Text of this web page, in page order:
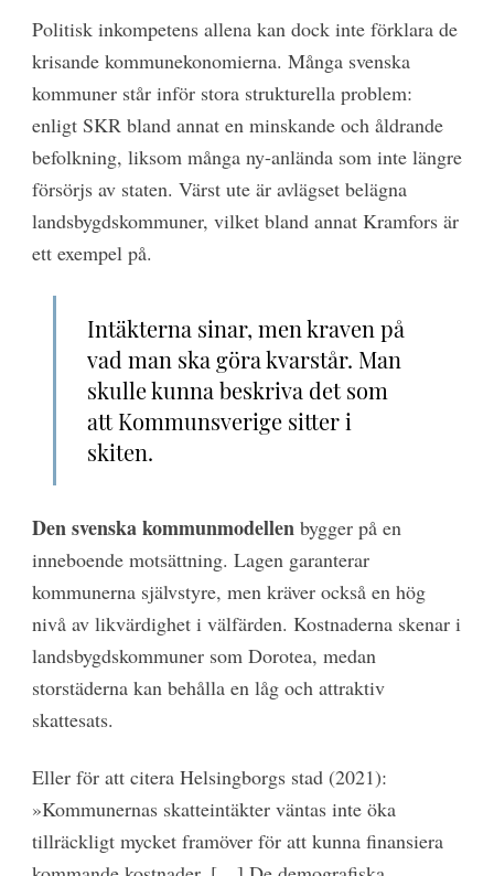
Politisk inkompetens allena kan dock inte förklara de
krisande kommunekonomierna. Många svenska
kommuner står inför stora strukturella problem:
enligt SKR bland annat en minskande och åldrande
befolkning, liksom många ny-anlända som inte längre
försörjs av staten. Värst ute är avlägset belägna
landsbygdskommuner, vilket bland annat Kramfors är
ett exempel på.
Intäkterna sinar, men kraven på
vad man ska göra kvarstår. Man
skulle kunna beskriva det som
att Kommunsverige sitter i
skiten.
Den svenska kommunmodellen bygger på en
inneboende motsättning. Lagen garanterar
kommunerna självstyre, men kräver också en hög
nivå av likvärdighet i välfärden. Kostnaderna skenar i
landsbygdskommuner som Dorotea, medan
storstäderna kan behålla en låg och attraktiv
skattesats.
Eller för att citera Helsingborgs stad (2021):
»Kommunernas skatteintäkter väntas inte öka
tillräckligt mycket framöver för att kunna finansiera